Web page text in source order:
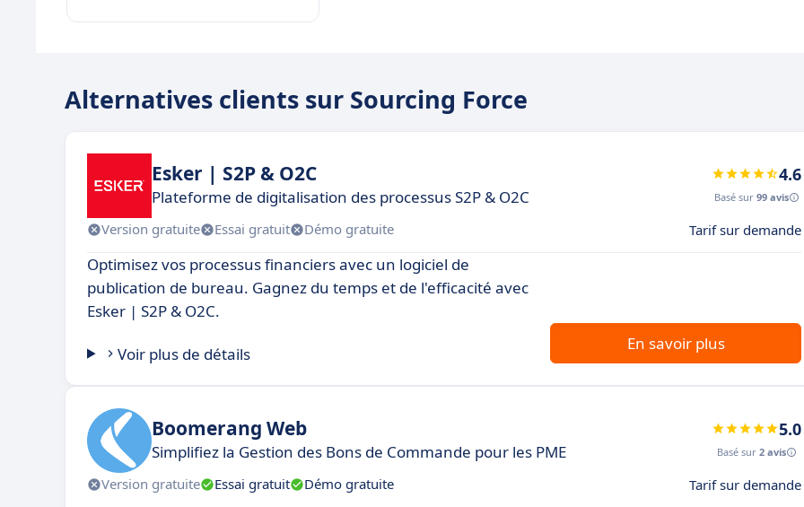
Alternatives clients sur Sourcing Force
Esker | S2P & O2C
Plateforme de digitalisation des processus S2P & O2C
4.6
Basé sur 99 avis
Version gratuite Essai gratuit Démo gratuite Tarif sur demande
Optimisez vos processus financiers avec un logiciel de
publication de bureau. Gagnez du temps et de l'efficacité avec
Esker | S2P & O2C.
Voir plus de détails
En savoir plus
Boomerang Web
Simplifiez la Gestion des Bons de Commande pour les PME
5.0
Basé sur 2 avis
Version gratuite Essai gratuit Démo gratuite Tarif sur demande